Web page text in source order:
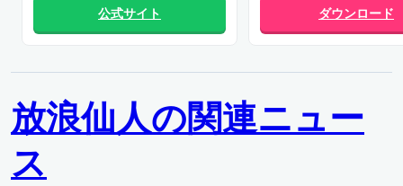
公式サイト ダウンロード
放浪仙人の関連ニュー
ス